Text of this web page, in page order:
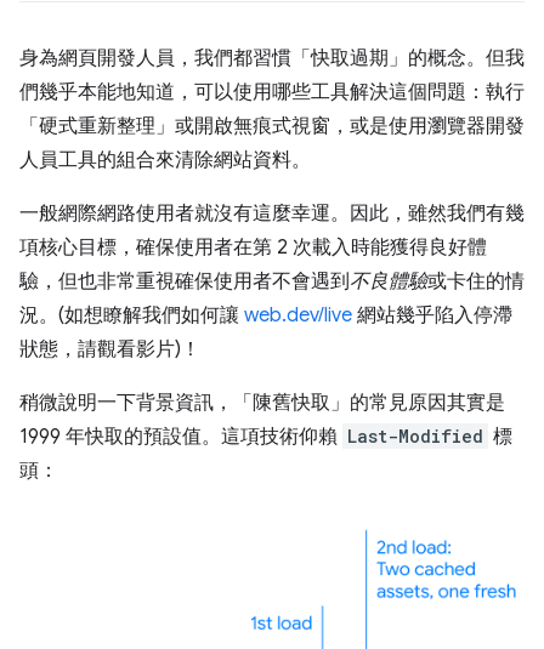
身為網頁開發人員，我們都習慣「快取過期」的概念。但我
們幾乎本能地知道，可以使用哪些工具解決這個問題：執行
「硬式重新整理」或開啟無痕式視窗，或是使用瀏覽器開發
人員工具的組合來清除網站資料。
一般網際網路使用者就沒有這麼幸運。因此，雖然我們有幾
項核心目標，確保使用者在第 2 次載入時能獲得良好體
驗，但也非常重視確保使用者不會遇到不良體驗或卡住的情
況。(如想瞭解我們如何讓 web.dev/live 網站幾乎陷入停滯
狀態，請觀看影片)！
稍微說明一下背景資訊，「陳舊快取」的常見原因其實是
1999 年快取的預設值。這項技術仰賴 Last-Modified 標
頭：